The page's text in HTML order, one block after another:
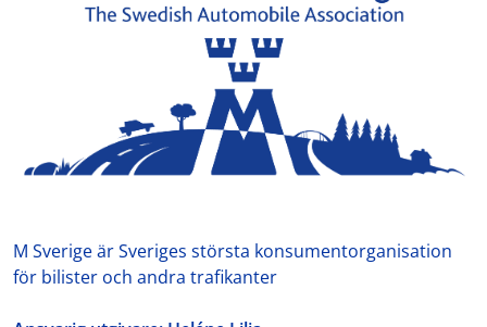
M Sverige är Sveriges största konsumentorganisation
för bilister och andra trafikanter